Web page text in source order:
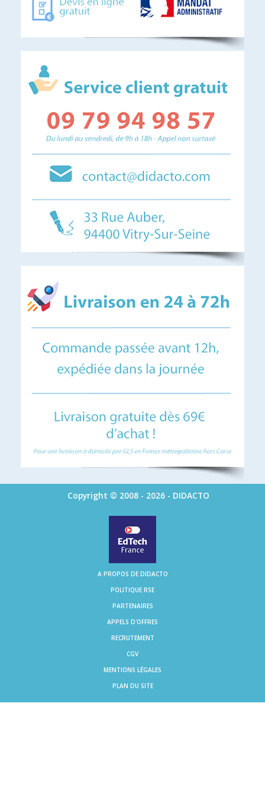
Copyright © 2008 - 2026 - DIDACTO
A PROPOS DE DIDACTO
POLITIQUE RSE
PARTENAIRES
APPELS D'OFFRES
RECRUTEMENT
CGV
MENTIONS LÉGALES
PLAN DU SITE